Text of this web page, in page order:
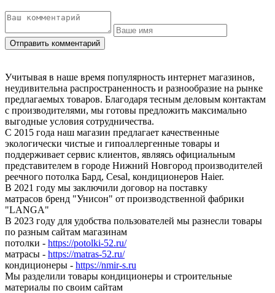
Учитывая в наше время популярность интернет магазинов,
неудивительна распространенность и разнообразие на рынке
предлагаемых товаров. Благодаря тесным деловым контактам
с производителями, мы готовы предложить максимально
выгодные условия сотрудничества.
С 2015 года наш магазин предлагает качественные
экологически чистые и гипоаллергенные товары и
поддерживает сервис клиентов, являясь официальным
представителем в городе Нижний Новгород производителей
реечного потолка Бард, Cesal, кондиционеров Haier.
В 2021 году мы заключили договор на поставку
матрасов бренд "Унисон" от производственной фабрики
"LANGA"
В 2023 году для удобства пользователей мы разнесли товары
по разным сайтам магазинам
потолки - https://potolki-52.ru/
матрасы - https://matras-52.ru/
кондиционеры - https://nmir-s.ru
Мы разделили товары кондиционеры и строительные
материалы по своим сайтам